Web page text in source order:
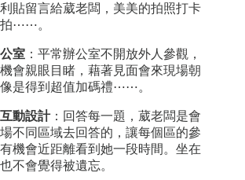
貼留言給葳老闆，美美的拍照打卡
⋯⋯。
室 ：平常辦公室不開放外人參觀，
會親眼目睹，藉著見面會來現場朝
是得到超值加碼禮⋯⋯。
動設計：回答每一題，葳老闆是會
不同區域去回答的，讓每個區的參
機會近距離看到她一段時間。坐在
不會覺得被遺忘。